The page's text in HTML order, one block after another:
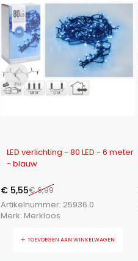
LED verlichting - 80 LED - 6 meter
- blauw
€6,99
€ 5,55
Artikelnummer: 25936.0
Merk: Merkloos
TOEVOEGEN AAN WINKELWAGEN